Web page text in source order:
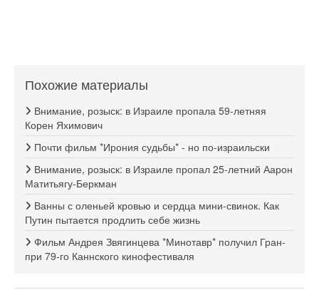
Похожие материалы
Внимание, розыск: в Израиле пропала 59-летняя
Корен Яхимович
Почти фильм *Ирония судьбы* - но по-израильски
Внимание, розыск: в Израиле пропал 25-летний Аарон
Матитьягу-Беркман
Ванны с оленьей кровью и сердца мини-свинок. Как
Путин пытается продлить себе жизнь
Фильм Андрея Звягинцева *Минотавр* получил Гран-
при 79-го Каннского кинофестиваля